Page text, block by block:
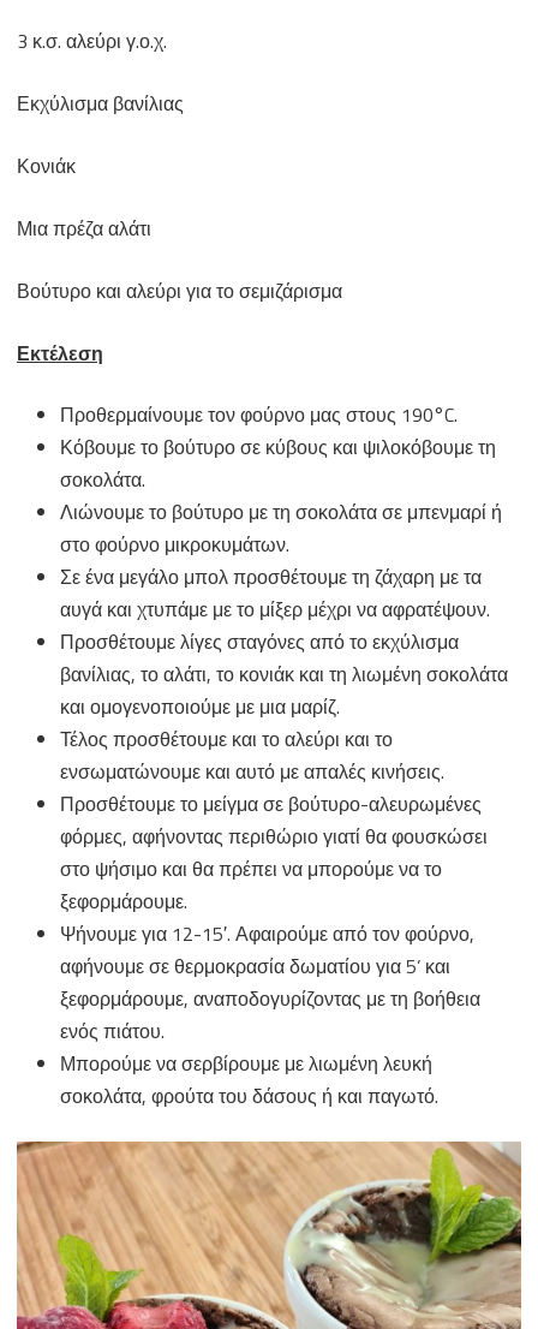
3 κ.σ. αλεύρι γ.ο.χ.
Εκχύλισμα βανίλιας
Κονιάκ
Μια πρέζα αλάτι
Βούτυρο και αλεύρι για το σεμιζάρισμα
Εκτέλεση
Προθερμαίνουμε τον φούρνο μας στους 190°C.
Κόβουμε το βούτυρο σε κύβους και ψιλοκόβουμε τη
σοκολάτα.
Λιώνουμε το βούτυρο με τη σοκολάτα σε μπενμαρί ή
στο φούρνο μικροκυμάτων.
Σε ένα μεγάλο μπολ προσθέτουμε τη ζάχαρη με τα
αυγά και χτυπάμε με το μίξερ μέχρι να αφρατέψουν.
Προσθέτουμε λίγες σταγόνες από το εκχύλισμα
βανίλιας, το αλάτι, το κονιάκ και τη λιωμένη σοκολάτα
και ομογενοποιούμε με μια μαρίζ.
Τέλος προσθέτουμε και το αλεύρι και το
ενσωματώνουμε και αυτό με απαλές κινήσεις.
Προσθέτουμε το μείγμα σε βούτυρο-αλευρωμένες
φόρμες, αφήνοντας περιθώριο γιατί θα φουσκώσει
στο ψήσιμο και θα πρέπει να μπορούμε να το
ξεφορμάρουμε.
Ψήνουμε για 12-15′. Αφαιρούμε από τον φούρνο,
αφήνουμε σε θερμοκρασία δωματίου για 5’ και
ξεφορμάρουμε, αναποδογυρίζοντας με τη βοήθεια
ενός πιάτου.
Μπορούμε να σερβίρουμε με λιωμένη λευκή
σοκολάτα, φρούτα του δάσους ή και παγωτό.